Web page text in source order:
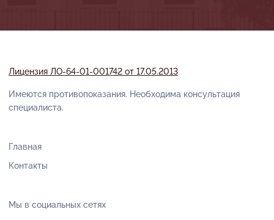
Лицензия ЛО-64-01-001742 от 17.05.2013
Имеются противопоказания. Необходима консультация
специалиста.
Главная
Контакты
Мы в социальных сетях